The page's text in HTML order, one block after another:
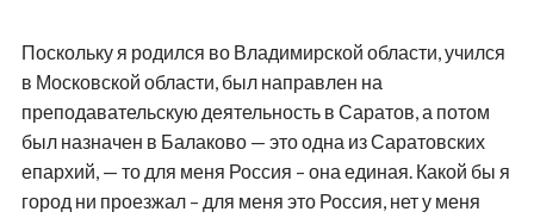
Поскольку я родился во Владимирской области, учился
в Московской области, был направлен на
преподавательскую деятельность в Саратов, а потом
был назначен в Балаково — это одна из Саратовских
епархий, — то для меня Россия – она единая. Какой бы я
город ни проезжал – для меня это Россия, нет у меня